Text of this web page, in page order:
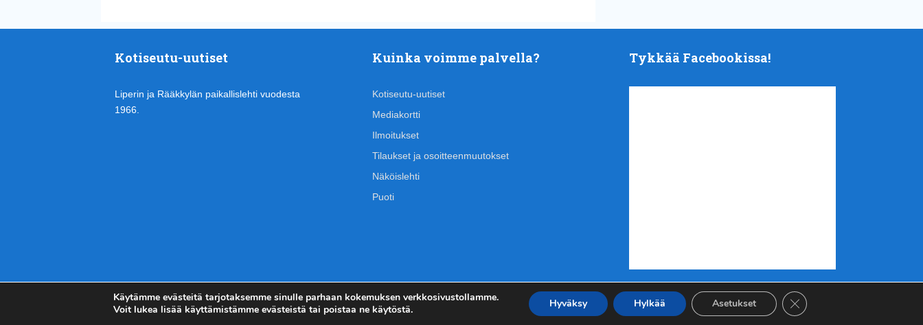
Kotiseutu-uutiset
Liperin ja Rääkkylän paikallislehti vuodesta
1966.
Kuinka voimme palvella?
Kotiseutu-uutiset
Mediakortti
Ilmoitukset
Tilaukset ja osoitteenmuutokset
Näköislehti
Puoti
Tykkää Facebookissa!
Kotiseutu-uutiset.comCopyright © 2026. Kirjautuminen | TuotantoUrheilukehitys ry|Takaisin ylös ↑
Käytämme evästeitä tarjotaksemme sinulle parhaan kokemuksen verkkosivustollamme.
Voit lukea lisää käyttämistämme evästeistä tai poistaa ne käytöstä.
Hyväksy Hylkää Asetukset Sulje evästebanneri